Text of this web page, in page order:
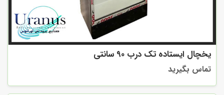
یخچال ایستاده تک درب 90 سانتی
تماس بگیرید